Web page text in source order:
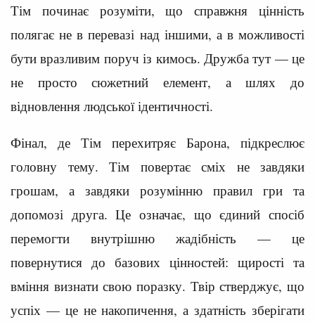
Тім починає розуміти, що справжня цінність
полягає не в перевазі над іншими, а в можливості
бути вразливим поруч із кимось. Дружба тут — це
не просто сюжетний елемент, а шлях до
відновлення людської ідентичності.
Фінал, де Тім перехитряє Барона, підкреслює
головну тему. Тім повертає сміх не завдяки
грошам, а завдяки розумінню правил гри та
допомозі друга. Це означає, що єдиний спосіб
перемогти внутрішню жадібність — це
повернутися до базових цінностей: щирості та
вміння визнати свою поразку. Твір стверджує, що
успіх — це не накопичення, а здатність зберігати